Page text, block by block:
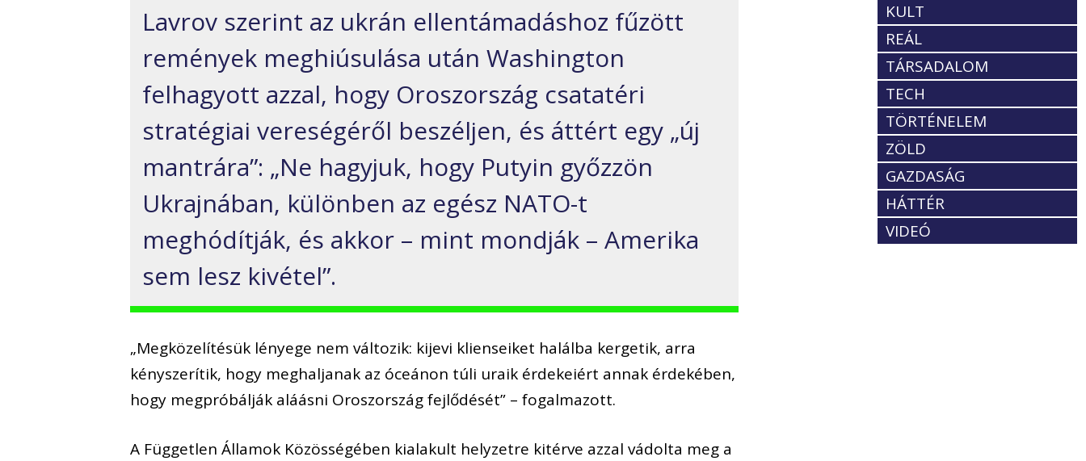
Lavrov szerint az ukrán ellentámadáshoz fűzött
remények meghiúsulása után Washington
felhagyott azzal, hogy Oroszország csatatéri
stratégiai vereségéről beszéljen, és áttért egy „új
mantrára”: „Ne hagyjuk, hogy Putyin győzzön
Ukrajnában, különben az egész NATO-t
meghódítják, és akkor – mint mondják – Amerika
sem lesz kivétel”.
„Megközelítésük lényege nem változik: kijevi klienseiket halálba kergetik, arra
kényszerítik, hogy meghaljanak az óceánon túli uraik érdekeiért annak érdekében,
hogy megpróbálják aláásni Oroszország fejlődését” – fogalmazott.
A Független Államok Közösségében kialakult helyzetre kitérve azzal vádolta meg a
KULT
REÁL
TÁRSADALOM
TECH
TÖRTÉNELEM
ZÖLD
GAZDASÁG
HÁTTÉR
VIDEÓ